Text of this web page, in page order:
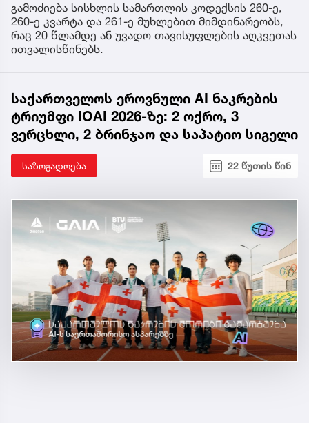
გამოძიება სისხლის სამართლის კოდექსის 260-ე,
260-ე კვარტა და 261-ე მუხლებით მიმდინარეობს,
რაც 20 წლამდე ან უვადო თავისუფლების აღკვეთას
ითვალისწინებს.
საქართველოს ეროვნული AI ნაკრების
ტრიუმფი IOAI 2026-ზე: 2 ოქრო, 3
ვერცხლი, 2 ბრინჯაო და საპატიო სიგელი
საზოგადოება 22 წუთის წინ